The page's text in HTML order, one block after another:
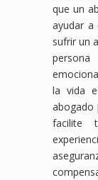
que un
ayudar a
sufrir un
la vida
abogado
facilite